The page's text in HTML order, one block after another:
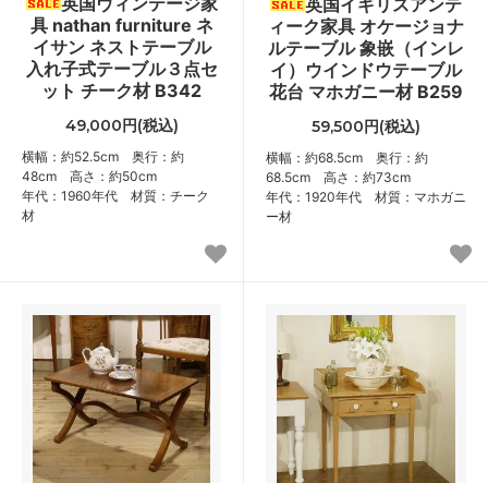
具 nathan furniture ネ
イサン ネストテーブル
入れ子式テーブル３点セ
ット チーク材 B342
49,000円(税込)
横幅：約52.5cm 奥行：約
48cm 高さ：約50cm
年代：1960年代 材質：チーク
材
ィーク家具 オケージョナ
ルテーブル 象嵌（インレ
イ）ウインドウテーブル
花台 マホガニー材 B259
59,500円(税込)
横幅：約68.5cm 奥行：約
68.5cm 高さ：約73cm
年代：1920年代 材質：マホガニ
ー材